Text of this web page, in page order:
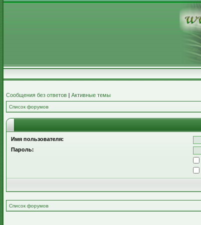
Сообщения без ответов | Активные темы
Список форумов
Имя пользователя:
Пароль:
Список форумов